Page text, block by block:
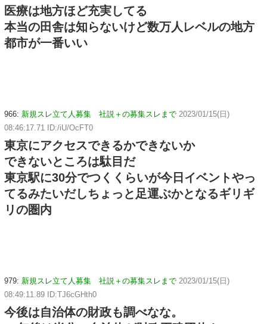
医療は地方ほど充実してる
本当の田舎は知らないけど数万人レベルの地方
都市が一番いい
966: 新規スレ立て人募集 社説＋の募集スレまで 2023/01/15(日)
08:46:17.71 ID:/iU/OcFT0
東京にアクセスできるかできないか
できないところは駄目だ
東京駅に30分でつくくらいが今日イベントやっ
てるみたいだしちょっと足運ぶかとなるギリギ
リの圏内
979: 新規スレ立て人募集 社説＋の募集スレまで 2023/01/15(日)
08:49:11.89 ID:TJ6cGHth0
今後は自治体の財政も調べなな。